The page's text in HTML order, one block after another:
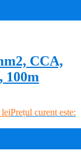
CCA,
100m
leiPrețul curent este: